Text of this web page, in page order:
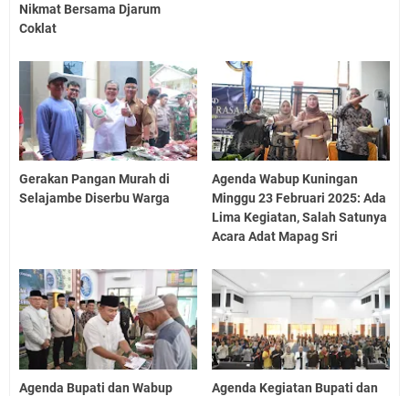
Nikmat Bersama Djarum
Coklat
Gerakan Pangan Murah di
Selajambe Diserbu Warga
Agenda Wabup Kuningan
Minggu 23 Februari 2025: Ada
Lima Kegiatan, Salah Satunya
Acara Adat Mapag Sri
Agenda Bupati dan Wabup
Agenda Kegiatan Bupati dan